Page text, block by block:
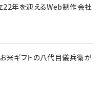
22年を迎えるWeb制作会社
米ギフトの八代目儀兵衛が